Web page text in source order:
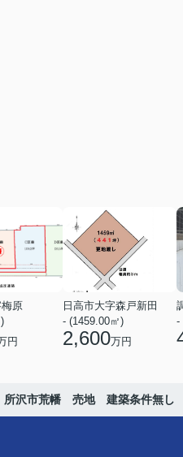
原
円
日高市大字森戸新田
- (1459.00㎡)
2,600万円
-
所沢市荒幡 売地 建築条件無し